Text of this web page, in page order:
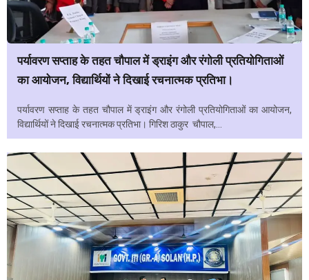
पर्यावरण सप्ताह के तहत चौपाल में ड्राइंग और रंगोली प्रतियोगिताओं
का आयोजन, विद्यार्थियों ने दिखाई रचनात्मक प्रतिभा।
पर्यावरण सप्ताह के तहत चौपाल में ड्राइंग और रंगोली प्रतियोगिताओं का आयोजन,
विद्यार्थियों ने दिखाई रचनात्मक प्रतिभा। गिरिश ठाकुर चौपाल,...